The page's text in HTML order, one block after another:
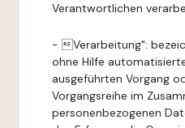
Verantwortlichen
- Verarbeitung":
ohne Hilfe
ausgeführten Vorgang
Vorgangsreihe im
personenbezogenen